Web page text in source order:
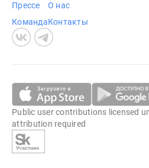
Прессе
Команда
О нас
Контакты
Public user contributions licensed
attribution required